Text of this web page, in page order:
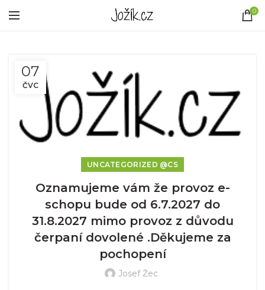
0
07
ČVC
UNCATEGORIZED @CS
Oznamujeme vám že provoz e-
schopu bude od 6.7.2027 do
31.8.2027 mimo provoz z důvodu
čerpaní dovolené .Děkujeme za
pochopení
Josef Žec